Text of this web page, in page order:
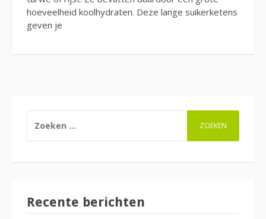
hoeveelheid koolhydraten. Deze lange suikerketens
geven je
NAAR:
Recente berichten